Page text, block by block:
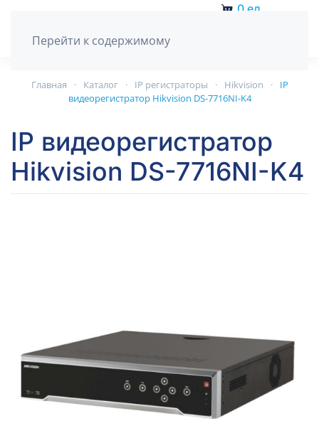
Перейти к содержимому
0 ед.
Главная Каталог IP регистраторы Hikvision
IP
видеорегистратор Hikvision DS-7716NI-K4
IP видеорегистратор
Hikvision DS-7716NI-K4